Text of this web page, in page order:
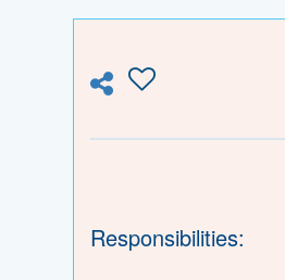
Responsibilities: